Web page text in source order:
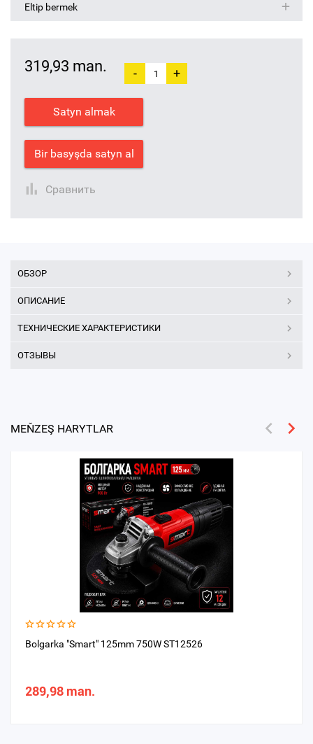
Eltip bermek
319,93 man. - +
Satyn almak
Bir basyşda satyn al
Сравнить
ОБЗОР
ОПИСАНИЕ
ТЕХНИЧЕСКИЕ ХАРАКТЕРИСТИКИ
ОТЗЫВЫ
MEŇZEŞ HARYTLAR
Bolgarka "Smart" 125mm 750W ST12526
289,98 man.